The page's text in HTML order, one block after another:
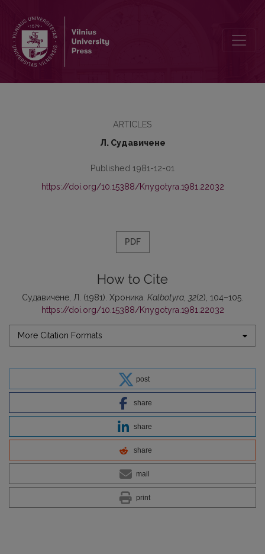
ARTICLES
Л. Судавичене
Published 1981-12-01
https://doi.org/10.15388/Knygotyra.1981.22032
PDF
How to Cite
Судавичене, Л. (1981). Хроника. Kalbotyra 32(2), 104–105.
https://doi.org/10.15388/Knygotyra.1981.22032
More Citation Formats
post
share
share
share
mail
print